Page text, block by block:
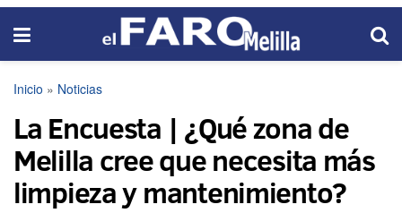
Inicio » Noticias
La Encuesta | ¿Qué zona de
Melilla cree que necesita más
limpieza y mantenimiento?